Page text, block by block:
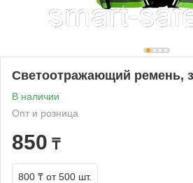
Светоотражающий ремень,
В наличии
Опт и розница
850 ₸
800 ₸ от 500 шт.